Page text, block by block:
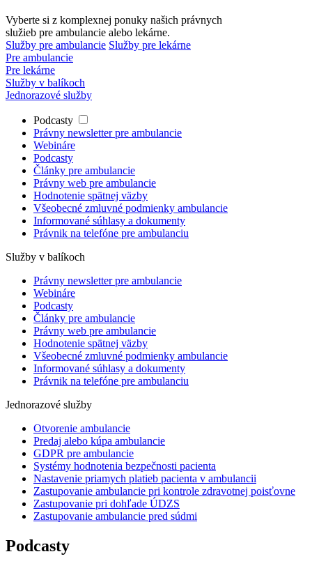
Vyberte si z komplexnej ponuky našich právnych
služieb pre ambulancie alebo lekárne.
Služby pre ambulancie Služby pre lekárne
Pre ambulancie
Pre lekárne
Služby v balíkoch
Jednorazové služby
Podcasty
Právny newsletter pre ambulancie
Webináre
Podcasty
Články pre ambulancie
Právny web pre ambulancie
Hodnotenie spätnej väzby
Všeobecné zmluvné podmienky ambulancie
Informované súhlasy a dokumenty
Právnik na telefóne pre ambulanciu
Služby v balíkoch
Právny newsletter pre ambulancie
Webináre
Podcasty
Články pre ambulancie
Právny web pre ambulancie
Hodnotenie spätnej väzby
Všeobecné zmluvné podmienky ambulancie
Informované súhlasy a dokumenty
Právnik na telefóne pre ambulanciu
Jednorazové služby
Otvorenie ambulancie
Predaj alebo kúpa ambulancie
GDPR pre ambulancie
Systémy hodnotenia bezpečnosti pacienta
Nastavenie priamych platieb pacienta v ambulancii
Zastupovanie ambulancie pri kontrole zdravotnej poisťovne
Zastupovanie pri dohľade ÚDZS
Zastupovanie ambulancie pred súdmi
Podcasty